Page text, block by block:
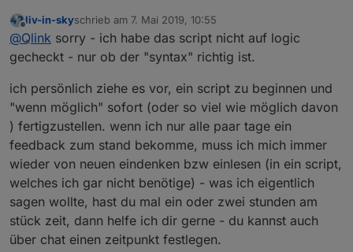
mit diesem Script wird das Display Einschalten nicht
getriggert ...
Da scheint was mit den Triggern nicht zu passen.
Offline
liv-in-skyschrieb am 7. Mai 2019, 10:55
zuletzt editiert von
@Qlink sorry - ich habe das script nicht auf logic
gecheckt - nur ob der "syntax" richtig ist.
ich persönlich ziehe es vor, ein script zu beginnen und
"wenn möglich" sofort (oder so viel wie möglich davon
) fertigzustellen. wenn ich nur alle paar tage ein
feedback zum stand bekomme, muss ich mich immer
wieder von neuen eindenken bzw einlesen (in ein script,
welches ich gar nicht benötige) - was ich eigentlich
sagen wollte, hast du mal ein oder zwei stunden am
stück zeit, dann helfe ich dir gerne - du kannst auch
über chat einen zeitpunkt festlegen.